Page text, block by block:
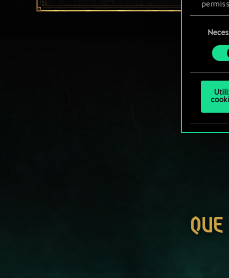
Você